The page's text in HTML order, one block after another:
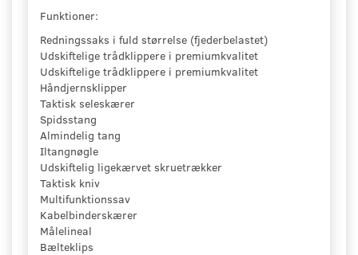
Funktioner:
Redningssaks i fuld størrelse (fjederbelastet)
Udskiftelige trådklippere i premiumkvalitet
Udskiftelige trådklippere i premiumkvalitet
Håndjernsklipper
Taktisk seleskærer
Spidsstang
Almindelig tang
Iltangnøgle
Udskiftelig ligekærvet skruetrækker
Taktisk kniv
Multifunktionssav
Kabelbinderskærer
Målelineal
Bælteklips